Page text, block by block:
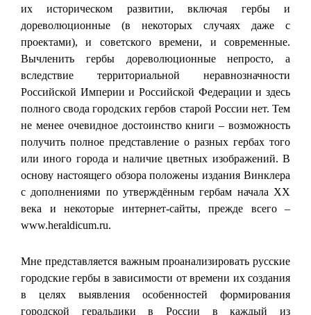
их историческом развитии, включая гербы и
дореволюционные (в некоторых случаях даже с
проектами), и советского времени, и современные.
Вычленить гербы дореволюционные непросто, а
вследствие территориальной неравнозначности
Российской Империи и Российской Федерации и здесь
полного свода городских гербов старой России нет. Тем
не менее очевидное достоинство книги – возможность
получить полное представление о разных гербах того
или иного города и наличие цветных изображений. В
основу настоящего обзора положены издания Винклера
с дополнениями по утверждённым гербам начала XX
века и некоторые интернет-сайты, прежде всего –
www.heraldicum.ru.
Мне представляется важным проанализировать русские
городские гербы в зависимости от времени их создания
в целях выявления особенностей формирования
городской геральдики в России в каждый из